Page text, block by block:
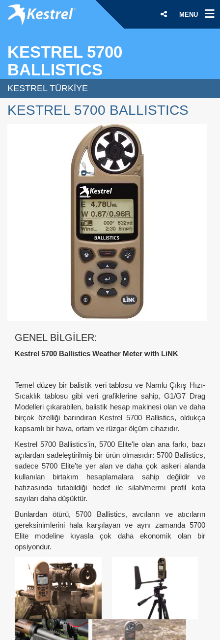
MENU
KESTREL 5700
BALLISTICS
KESTREL TÜRKIYE
KESTREL 5700 BALLISTICS
GENEL BILGILER:
Kestrel 5700 Ballistics Weather Meter with LiNK
Temel düzey bir balistik veri tablosu ve Namlu Çıkış Hızı-
Sıcaklık tablosu gibi veri grafiklerine sahip, G1/G7 Drag
Modelleri çıkarabilen, balistik hesap makinesi olan ve daha
birçok özelliği barındıran Kestrel 5700 Ballistics, oldukça
kapsamlı bir hava, ortam ve rüzgar ölçüm cihazıdır.
Kestrel 5700 Ballistics'in, 5700 Elite'le olan ana farkı, bazı
açılardan sadeleştirilmiş bir ürün olmasıdır: 5700 Ballistics,
sadece 5700 Elite’te yer alan ve daha çok askeri alanda
kullanılan birtakım hesaplamalara sahip değildir ve
hafızasında tutabildiği hedef ile silah/mermi profil kota
sayıları daha düşüktür.
Bunlardan ötürü, 5700 Ballistics, avcıların ve atıcıların
gereksinimlerini hala karşılayan ve aynı zamanda 5700
Elite modeline kıyasla çok daha ekonomik olan bir
opsiyondur.